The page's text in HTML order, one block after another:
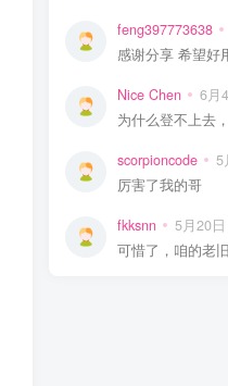
feng397773638
感谢分享 希望好
Nice Chen 6月
为什么登不上去
scorpioncode 5
厉害了我的哥
fkksnn 5月20
可惜了，咱的老